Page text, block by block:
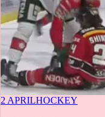
2 APRILHOCKEY